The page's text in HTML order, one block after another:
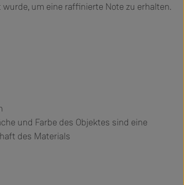
um eine raffinierte Note zu erhalten.
und Farbe des Objektes sind eine
des Materials